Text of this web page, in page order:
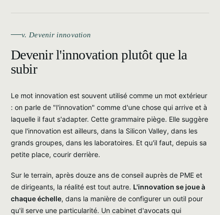
v. Devenir innovation
Devenir l'innovation plutôt que la
subir
Le mot innovation est souvent utilisé comme un mot extérieur
: on parle de "l'innovation" comme d'une chose qui arrive et à
laquelle il faut s'adapter. Cette grammaire piège. Elle suggère
que l'innovation est ailleurs, dans la Silicon Valley, dans les
grands groupes, dans les laboratoires. Et qu'il faut, depuis sa
petite place, courir derrière.
Sur le terrain, après douze ans de conseil auprès de PME et
de dirigeants, la réalité est tout autre. L'innovation se joue à
chaque échelle, dans la manière de configurer un outil pour
qu'il serve une particularité. Un cabinet d'avocats qui